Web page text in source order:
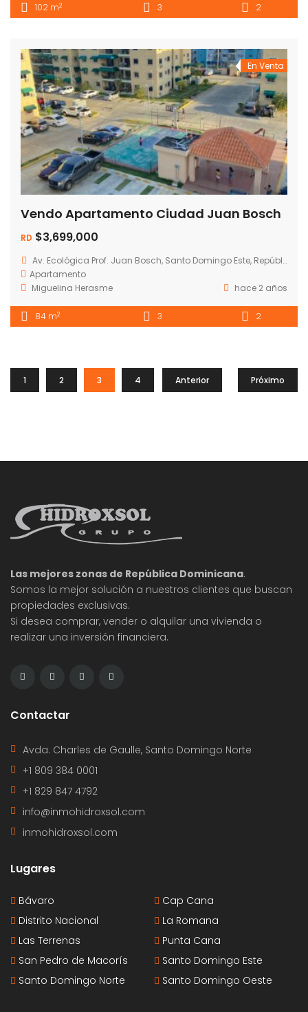
102 m2 3 2
En Venta
Vendo Apartamento Ciudad Juan Bosch
RD $3,699,000
Av. Ecológica Prof. Juan Bosch, Santo Domingo Este, República Dominicana
Apartamento
Miguelina Herasme
hace 2 años
84 m2 3 2
Anterior
1 2 3 4 Próximo
Las mejores zonas de República Dominicana.
Somos la mejor solución a nuestros clientes que buscan
propiedades exclusivas.
Si desea comprar, vender o alquilar una vivienda o
realizar una inversión financiera.
Contactar
Avda. Charles de Gaulle, Santo Domingo Norte
+1 809 384 0001
+1 829 847 4792
info@inmohidroxsol.com
inmohidroxsol.com
Lugares
Bávaro
Cap Cana
Distrito Nacional
La Romana
Las Terrenas
Punta Cana
San Pedro de Macorís
Santo Domingo Este
Santo Domingo Norte
Santo Domingo Oeste